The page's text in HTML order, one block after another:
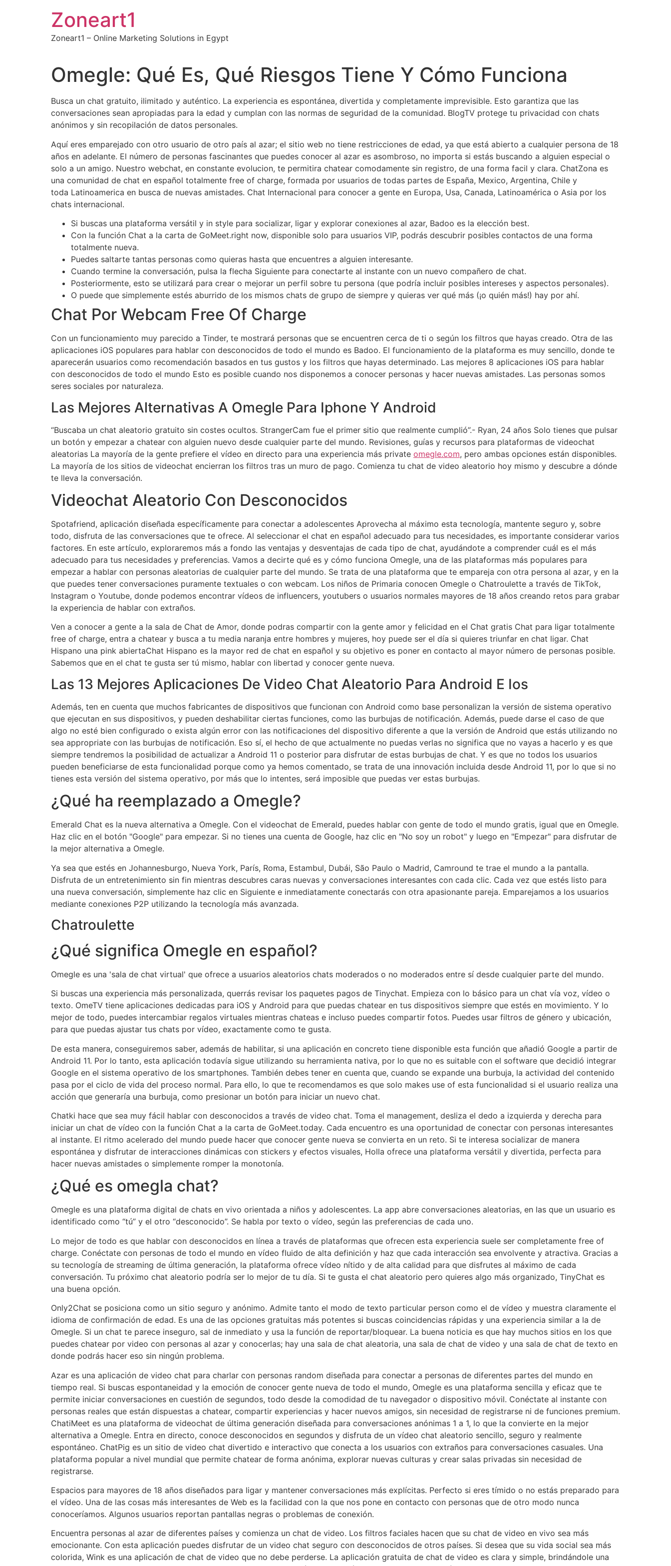
Zoneart1
Zoneart1 – Online Marketing Solutions in Egypt
Omegle: Qué Es, Qué Riesgos Tiene Y Cómo Funciona
Busca un chat gratuito, ilimitado y auténtico. La experiencia es espontánea, divertida y completamente imprevisible. Esto garantiza que las
conversaciones sean apropiadas para la edad y cumplan con las normas de seguridad de la comunidad. BlogTV protege tu privacidad con chats
anónimos y sin recopilación de datos personales.
Aquí eres emparejado con otro usuario de otro país al azar; el sitio web no tiene restricciones de edad, ya que está abierto a cualquier persona de 18
años en adelante. El número de personas fascinantes que puedes conocer al azar es asombroso, no importa si estás buscando a alguien especial o
solo a un amigo. Nuestro webchat, en constante evolucion, te permitira chatear comodamente sin registro, de una forma facil y clara. ChatZona es
una comunidad de chat en español totalmente free of charge, formada por usuarios de todas partes de España, Mexico, Argentina, Chile y
toda Latinoamerica en busca de nuevas amistades. Chat Internacional para conocer a gente en Europa, Usa, Canada, Latinoamérica o Asia por los
chats internacional.
Si buscas una plataforma versátil y in style para socializar, ligar y explorar conexiones al azar, Badoo es la elección best.
Con la función Chat a la carta de GoMeet.right now, disponible solo para usuarios VIP, podrás descubrir posibles contactos de una forma
totalmente nueva.
Puedes saltarte tantas personas como quieras hasta que encuentres a alguien interesante.
Cuando termine la conversación, pulsa la flecha Siguiente para conectarte al instante con un nuevo compañero de chat.
Posteriormente, esto se utilizará para crear o mejorar un perfil sobre tu persona (que podría incluir posibles intereses y aspectos personales).
O puede que simplemente estés aburrido de los mismos chats de grupo de siempre y quieras ver qué más (¡o quién más!) hay por ahí.
Chat Por Webcam Free Of Charge
Con un funcionamiento muy parecido a Tinder, te mostrará personas que se encuentren cerca de ti o según los filtros que hayas creado. Otra de las
aplicaciones iOS populares para hablar con desconocidos de todo el mundo es Badoo. El funcionamiento de la plataforma es muy sencillo, donde te
aparecerán usuarios como recomendación basados en tus gustos y los filtros que hayas determinado. Las mejores 8 aplicaciones iOS para hablar
con desconocidos de todo el mundo Esto es posible cuando nos disponemos a conocer personas y hacer nuevas amistades. Las personas somos
seres sociales por naturaleza.
Las Mejores Alternativas A Omegle Para Iphone Y Android
“Buscaba un chat aleatorio gratuito sin costes ocultos. StrangerCam fue el primer sitio que realmente cumplió”.- Ryan, 24 años Solo tienes que pulsar
un botón y empezar a chatear con alguien nuevo desde cualquier parte del mundo. Revisiones, guías y recursos para plataformas de videochat
aleatorias La mayoría de la gente prefiere el vídeo en directo para una experiencia más private omegle.com, pero ambas opciones están disponibles.
La mayoría de los sitios de videochat encierran los filtros tras un muro de pago. Comienza tu chat de video aleatorio hoy mismo y descubre a dónde
te lleva la conversación.
Videochat Aleatorio Con Desconocidos
Spotafriend, aplicación diseñada específicamente para conectar a adolescentes Aprovecha al máximo esta tecnología, mantente seguro y, sobre
todo, disfruta de las conversaciones que te ofrece. Al seleccionar el chat en español adecuado para tus necesidades, es importante considerar varios
factores. En este artículo, exploraremos más a fondo las ventajas y desventajas de cada tipo de chat, ayudándote a comprender cuál es el más
adecuado para tus necesidades y preferencias. Vamos a decirte qué es y cómo funciona Omegle, una de las plataformas más populares para
empezar a hablar con personas aleatorias de cualquier parte del mundo. Se trata de una plataforma que te empareja con otra persona al azar, y en la
que puedes tener conversaciones puramente textuales o con webcam. Los niños de Primaria conocen Omegle o Chatroulette a través de TikTok,
Instagram o Youtube, donde podemos encontrar vídeos de influencers, youtubers o usuarios normales mayores de 18 años creando retos para grabar
la experiencia de hablar con extraños.
Ven a conocer a gente a la sala de Chat de Amor, donde podras compartir con la gente amor y felicidad en el Chat gratis Chat para ligar totalmente
free of charge, entra a chatear y busca a tu media naranja entre hombres y mujeres, hoy puede ser el día si quieres triunfar en chat ligar. Chat
Hispano una pink abiertaChat Hispano es la mayor red de chat en español y su objetivo es poner en contacto al mayor número de personas posible.
Sabemos que en el chat te gusta ser tú mismo, hablar con libertad y conocer gente nueva.
Las 13 Mejores Aplicaciones De Video Chat Aleatorio Para Android E Ios
Además, ten en cuenta que muchos fabricantes de dispositivos que funcionan con Android como base personalizan la versión de sistema operativo
que ejecutan en sus dispositivos, y pueden deshabilitar ciertas funciones, como las burbujas de notificación. Además, puede darse el caso de que
algo no esté bien configurado o exista algún error con las notificaciones del dispositivo diferente a que la versión de Android que estás utilizando no
sea appropriate con las burbujas de notificación. Eso sí, el hecho de que actualmente no puedas verlas no significa que no vayas a hacerlo y es que
siempre tendremos la posibilidad de actualizar a Android 11 o posterior para disfrutar de estas burbujas de chat. Y es que no todos los usuarios
pueden beneficiarse de esta funcionalidad porque como ya hemos comentado, se trata de una innovación incluida desde Android 11, por lo que si no
tienes esta versión del sistema operativo, por más que lo intentes, será imposible que puedas ver estas burbujas.
¿Qué ha reemplazado a Omegle?
Emerald Chat es la nueva alternativa a Omegle. Con el videochat de Emerald, puedes hablar con gente de todo el mundo gratis, igual que en Omegle.
Haz clic en el botón "Google" para empezar. Si no tienes una cuenta de Google, haz clic en "No soy un robot" y luego en "Empezar" para disfrutar de
la mejor alternativa a Omegle.
Ya sea que estés en Johannesburgo, Nueva York, París, Roma, Estambul, Dubái, São Paulo o Madrid, Camround te trae el mundo a la pantalla.
Disfruta de un entretenimiento sin fin mientras descubres caras nuevas y conversaciones interesantes con cada clic. Cada vez que estés listo para
una nueva conversación, simplemente haz clic en Siguiente e inmediatamente conectarás con otra apasionante pareja. Emparejamos a los usuarios
mediante conexiones P2P utilizando la tecnología más avanzada.
Chatroulette
¿Qué significa Omegle en español?
Omegle es una 'sala de chat virtual' que ofrece a usuarios aleatorios chats moderados o no moderados entre sí desde cualquier parte del mundo.
Si buscas una experiencia más personalizada, querrás revisar los paquetes pagos de Tinychat. Empieza con lo básico para un chat vía voz, vídeo o
texto. OmeTV tiene aplicaciones dedicadas para iOS y Android para que puedas chatear en tus dispositivos siempre que estés en movimiento. Y lo
mejor de todo, puedes intercambiar regalos virtuales mientras chateas e incluso puedes compartir fotos. Puedes usar filtros de género y ubicación,
para que puedas ajustar tus chats por vídeo, exactamente como te gusta.
De esta manera, conseguiremos saber, además de habilitar, si una aplicación en concreto tiene disponible esta función que añadió Google a partir de
Android 11. Por lo tanto, esta aplicación todavía sigue utilizando su herramienta nativa, por lo que no es suitable con el software que decidió integrar
Google en el sistema operativo de los smartphones. También debes tener en cuenta que, cuando se expande una burbuja, la actividad del contenido
pasa por el ciclo de vida del proceso normal. Para ello, lo que te recomendamos es que solo makes use of esta funcionalidad si el usuario realiza una
acción que generaría una burbuja, como presionar un botón para iniciar un nuevo chat.
Chatki hace que sea muy fácil hablar con desconocidos a través de video chat. Toma el management, desliza el dedo a izquierda y derecha para
iniciar un chat de vídeo con la función Chat a la carta de GoMeet.today. Cada encuentro es una oportunidad de conectar con personas interesantes
al instante. El ritmo acelerado del mundo puede hacer que conocer gente nueva se convierta en un reto. Si te interesa socializar de manera
espontánea y disfrutar de interacciones dinámicas con stickers y efectos visuales, Holla ofrece una plataforma versátil y divertida, perfecta para
hacer nuevas amistades o simplemente romper la monotonía.
¿Qué es omegla chat?
Omegle es una plataforma digital de chats en vivo orientada a niños y adolescentes. La app abre conversaciones aleatorias, en las que un usuario es
identificado como “tú” y el otro “desconocido”. Se habla por texto o vídeo, según las preferencias de cada uno.
Lo mejor de todo es que hablar con desconocidos en línea a través de plataformas que ofrecen esta experiencia suele ser completamente free of
charge. Conéctate con personas de todo el mundo en vídeo fluido de alta definición y haz que cada interacción sea envolvente y atractiva. Gracias a
su tecnología de streaming de última generación, la plataforma ofrece vídeo nítido y de alta calidad para que disfrutes al máximo de cada
conversación. Tu próximo chat aleatorio podría ser lo mejor de tu día. Si te gusta el chat aleatorio pero quieres algo más organizado, TinyChat es
una buena opción.
Only2Chat se posiciona como un sitio seguro y anónimo. Admite tanto el modo de texto particular person como el de vídeo y muestra claramente el
idioma de confirmación de edad. Es una de las opciones gratuitas más potentes si buscas coincidencias rápidas y una experiencia similar a la de
Omegle. Si un chat te parece inseguro, sal de inmediato y usa la función de reportar/bloquear. La buena noticia es que hay muchos sitios en los que
puedes chatear por video con personas al azar y conocerlas; hay una sala de chat aleatoria, una sala de chat de video y una sala de chat de texto en
donde podrás hacer eso sin ningún problema.
Azar es una aplicación de video chat para charlar con personas random diseñada para conectar a personas de diferentes partes del mundo en
tiempo real. Si buscas espontaneidad y la emoción de conocer gente nueva de todo el mundo, Omegle es una plataforma sencilla y eficaz que te
permite iniciar conversaciones en cuestión de segundos, todo desde la comodidad de tu navegador o dispositivo móvil. Conéctate al instante con
personas reales que están dispuestas a chatear, compartir experiencias y hacer nuevos amigos, sin necesidad de registrarse ni de funciones premium.
ChatiMeet es una plataforma de videochat de última generación diseñada para conversaciones anónimas 1 a 1, lo que la convierte en la mejor
alternativa a Omegle. Entra en directo, conoce desconocidos en segundos y disfruta de un vídeo chat aleatorio sencillo, seguro y realmente
espontáneo. ChatPig es un sitio de video chat divertido e interactivo que conecta a los usuarios con extraños para conversaciones casuales. Una
plataforma popular a nivel mundial que permite chatear de forma anónima, explorar nuevas culturas y crear salas privadas sin necesidad de
registrarse.
Espacios para mayores de 18 años diseñados para ligar y mantener conversaciones más explícitas. Perfecto si eres tímido o no estás preparado para
el vídeo. Una de las cosas más interesantes de Web es la facilidad con la que nos pone en contacto con personas que de otro modo nunca
conoceríamos. Algunos usuarios reportan pantallas negras o problemas de conexión.
Encuentra personas al azar de diferentes países y comienza un chat de video. Los filtros faciales hacen que su chat de video en vivo sea más
emocionante. Con esta aplicación puedes disfrutar de un video chat seguro con desconocidos de otros países. Si desea que su vida social sea más
colorida, Wink es una aplicación de chat de video que no debe perderse. La aplicación gratuita de chat de video es clara y simple, brindándole una